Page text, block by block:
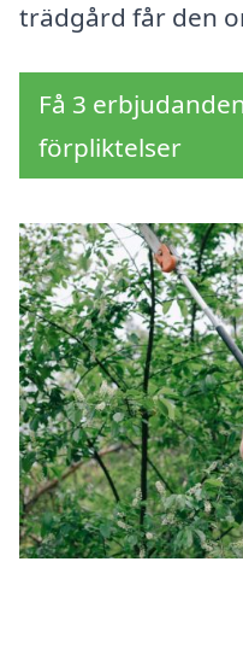
trädgård får den
Få 3
förpliktelser